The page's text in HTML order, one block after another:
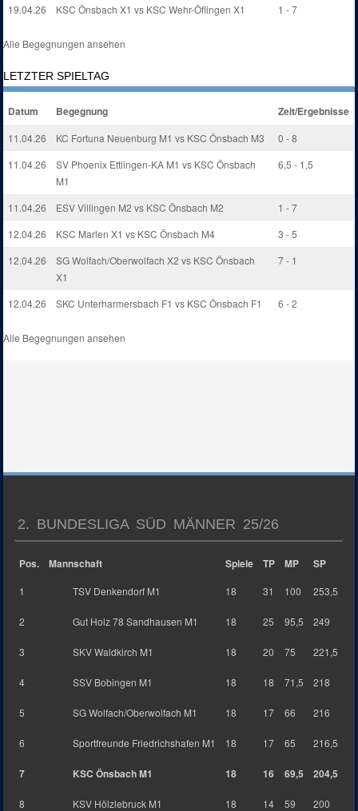
19.04.26
KSC Önsbach X1 vs KSC Wehr-Öflingen X1 1 - 7
Alle Begegnungen ansehen
LETZTER SPIELTAG
Datum Begegnung Zeit/Ergebnisse
11.04.26 KC Fortuna Neuenburg M1 vs KSC Önsbach M3
0 - 8
11.04.26
SV Phoenix Ettlingen-KA M1 vs KSC Önsbach
M1
6,5 - 1,5
11.04.26 ESV Villingen M2 vs KSC Önsbach M2
1 - 7
12.04.26
KSC Marlen X1 vs KSC Önsbach M4
3 - 5
12.04.26
SG Wolfach/Oberwolfach X2 vs KSC Önsbach
X1
7 - 1
12.04.26 SKC Unterharmersbach F1 vs KSC Önsbach F1 6 - 2
Alle Begegnungen ansehen
2. BUNDESLIGA SÜD MÄNNER 25/26
Pos. Mannschaft Spiele TP MP SP
1 TSV Denkendorf M1 18 31 100 253,5
2 Gut Holz 78 Sandhausen M1 18 25 95,5 249
3 SKV Waldkirch M1 18 20 75 221,5
4 SSV Bobingen M1 18 18 71,5 218
5 SG Wolfach/Oberwolfach M1 18 17 66 216
6 Sportfreunde Friedrichshafen M1 18 17 65 216,5
7 KSC Önsbach M1 18 16 69,5 204,5
8 KSV Hölzlebruck M1 18 14 59 200